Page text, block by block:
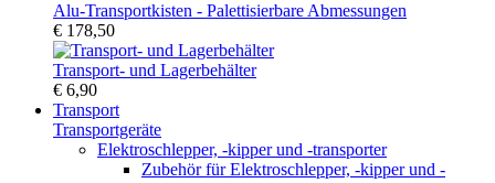
Alu-Transportkisten - Palettisierbare Abmessungen
€ 178,50
Transport- und Lagerbehälter
€ 6,90
Transport
Transportgeräte
Elektroschlepper, -kipper und -transporter
Zubehör für Elektroschlepper, -kipper und -